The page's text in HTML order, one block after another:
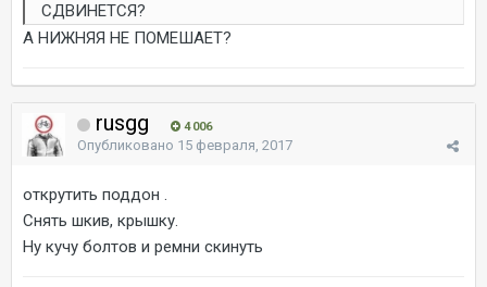
СДВИНЕТСЯ?
А НИЖНЯЯ НЕ ПОМЕШАЕТ?
rusgg 4 006
Опубликовано 15 февраля, 2017
открутить поддон .
Снять шкив, крышку.
Ну кучу болтов и ремни скинуть